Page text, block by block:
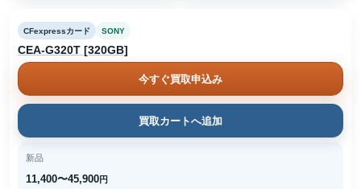
CFexpressカード SONY
CEA-G320T [320GB]
今すぐ買取申込み
買取カートへ追加
新品
11,400〜45,900円